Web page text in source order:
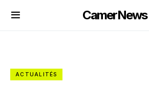
CamerNews
ACTUALITÉS